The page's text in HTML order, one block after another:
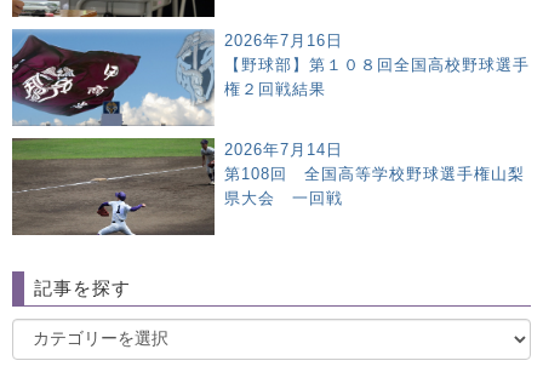
2026年7月16日
【野球部】第１０８回全国高校野球選手
権２回戦結果
2026年7月14日
第108回 全国高等学校野球選手権山梨
県大会 一回戦
記事を探す